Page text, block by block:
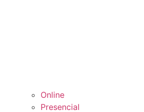
Online
Presencial